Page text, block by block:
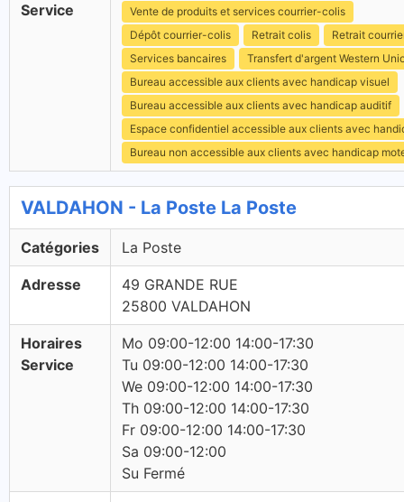
Service
Vente de produits et services courrier-colis
Dépôt courrier-colis
Retrait colis
Retrait
Services bancaires
Transfert d'argent Western
Bureau accessible aux clients avec handicap visuel
Bureau accessible aux clients avec handicap auditif
Espace confidentiel accessible aux clients avec
Bureau non accessible aux clients avec handicap
VALDAHON - La Poste La Poste
Catégories La Poste
Adresse
49 GRANDE RUE
25800 VALDAHON
Horaires
Service
Mo 09:00-12:00 14:00-17:30
Tu 09:00-12:00 14:00-17:30
We 09:00-12:00 14:00-17:30
Th 09:00-12:00 14:00-17:30
Fr 09:00-12:00 14:00-17:30
Sa 09:00-12:00
Su Fermé